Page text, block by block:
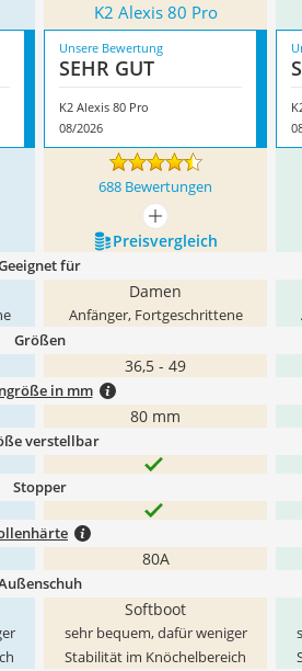
K2 Alexis 80 Pro
Unsere Bewertung
SEHR GUT
K2 Alexis 80 Pro
08/2026
688 Bewertungen
mehr anzeigen
Preis­vergleich
für
Damen
Anfänger, Fortgeschrittene
Größen
36,5 - 49
in mm
80 mm
verstellbar
Stopper
80A
Softboot
sehr bequem, dafür weniger
Stabilität im Knöchelbereich